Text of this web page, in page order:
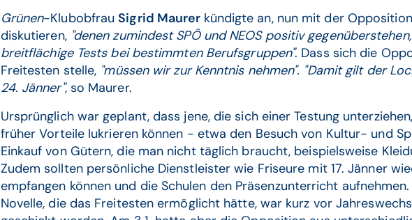
Grünen-KlubobfrauSigrid Maurer kündigte an, nun mit der
diskutieren, "denen zumindest SPÖ und NEOS positiv
breitflächige Tests bei bestimmten Berufsgruppen". Dass sich die
Freitesten stelle, "müssen wir zur Kenntnis nehmen". "Damit gilt der
24. Jänner", so Maurer.
Ursprünglich war geplant, dass jene, die sich einer Testung
früher Vorteile lukrieren können - etwa den Besuch von Kultur- und
Einkauf von Gütern, die man nicht täglich braucht, beispielsweise
Zudem sollten persönliche Dienstleister wie Friseure mit 17. Jänner
empfangen können und die Schulen den Präsenzunterricht
Novelle, die das Freitesten ermöglicht hätte, war kurz vor